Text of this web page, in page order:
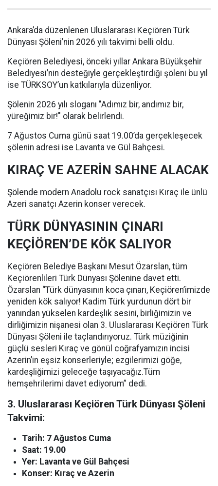
Ankara’da düzenlenen Uluslararası Keçiören Türk
Dünyası Şöleni’nin 2026 yılı takvimi belli oldu.
Keçiören Belediyesi, önceki yıllar Ankara Büyükşehir
Belediyesi’nin desteğiyle gerçekleştirdiği şöleni bu yıl
ise TÜRKSOY’un katkılarıyla düzenliyor.
Şölenin 2026 yılı sloganı "Adımız bir, andımız bir,
yüreğimiz bir!" olarak belirlendi.
7 Ağustos Cuma günü saat 19.00’da gerçekleşecek
şölenin adresi ise Lavanta ve Gül Bahçesi.
KIRAÇ VE AZERİN SAHNE ALACAK
Şölende modern Anadolu rock sanatçısı Kıraç ile ünlü
Azeri sanatçı Azerin konser verecek.
TÜRK DÜNYASININ ÇINARI
KEÇİÖREN’DE KÖK SALIYOR
Keçiören Belediye Başkanı Mesut Özarslan, tüm
Keçiörenlileri Türk Dünyası Şölenine davet etti.
Özarslan “Türk dünyasının koca çınarı, Keçiören’imizde
yeniden kök salıyor! Kadim Türk yurdunun dört bir
yanından yükselen kardeşlik sesini, birliğimizin ve
dirliğimizin nişanesi olan 3. Uluslararası Keçiören Türk
Dünyası Şöleni ile taçlandırıyoruz. Türk müziğinin
güçlü sesleri Kıraç ve gönül coğrafyamızın incisi
Azerin’in eşsiz konserleriyle; ezgilerimizi göğe,
kardeşliğimizi geleceğe taşıyacağız.Tüm
hemşehrilerimi davet ediyorum” dedi.
3. Uluslararası Keçiören Türk Dünyası Şöleni
Takvimi:
Tarih: 7 Ağustos Cuma
Saat: 19.00
Yer: Lavanta ve Gül Bahçesi
Konser: Kıraç ve Azerin